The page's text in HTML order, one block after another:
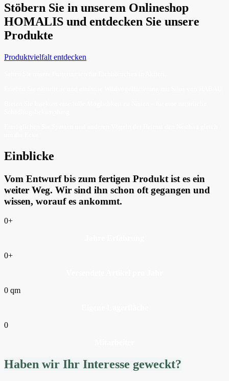
Stöbern Sie in unserem Onlineshop
HOMALIS und entdecken Sie unsere
Produkte
Produktvielfalt entdecken
Einblicke
Vom Entwurf bis zum fertigen Produkt ist es ein
weiter Weg. Wir sind ihn schon oft gegangen und
wissen, worauf es ankommt.
0+
0+
0 qm
0
Haben wir Ihr Interesse geweckt?